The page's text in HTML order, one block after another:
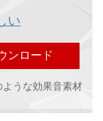
い
ンロード
うな効果音素材